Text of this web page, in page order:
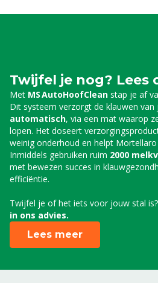
Twijfel je nog? Lees
Met MS AutoHoofClean stap je af
Dit systeem verzorgt de klauwen van
automatisch, via een mat waarop
lopen. Het doseert
weinig onderhoud en helpt
Inmiddels gebruiken ruim 2000
met bewezen succes in
efficiëntie.
Twijfel je of het iets voor jouw stal is?
in ons advies.
Lees meer